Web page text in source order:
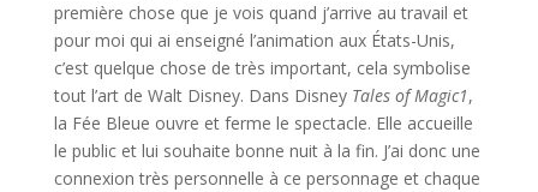
première chose que je vois quand j’arrive au travail et
pour moi qui ai enseigné l’animation aux États-Unis,
c’est quelque chose de très important, cela symbolise
tout l’art de Walt Disney. Dans Disney Tales of Magic1,
la Fée Bleue ouvre et ferme le spectacle. Elle accueille
le public et lui souhaite bonne nuit à la fin. J’ai donc une
connexion très personnelle à ce personnage et chaque